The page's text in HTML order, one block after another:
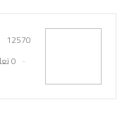
12570 المشاركات
0 تعليقات